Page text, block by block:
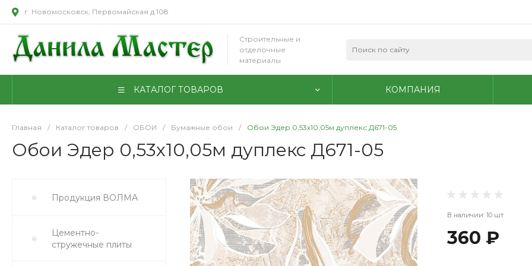
г. Новомосковск, Первомайская д.108
Строительные и
отделочные
материалы
КАТАЛОГ ТОВАРОВ КОМПАНИЯ
Главная / Каталог товаров / ОБОИ / Бумажные обои / Обои Эдер 0,53х10,05м дуплекс Д671-05
Обои Эдер 0,53х10,05м дуплекс Д671-05
Продукция ВОЛМА
Цементно-
стружечные плиты
В наличии: 10 шт
360 ₽